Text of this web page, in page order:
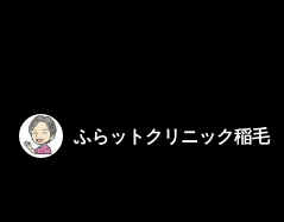
ふらットクリニック稲毛